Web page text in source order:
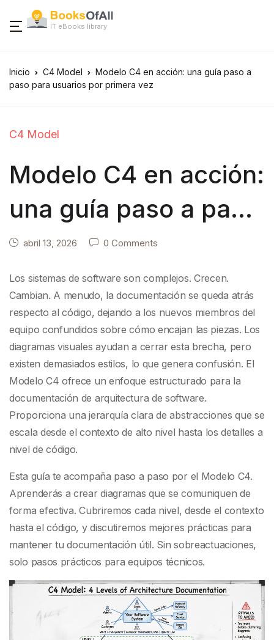
IT eBooks library
Inicio C4 Model
Modelo C4 en acción: una guía paso a
paso para usuarios por primera vez
C4 Model
Modelo C4 en acción:
una guía paso a paso
para usuarios por
primera vez
abril 13, 2026 0 Comments
Los sistemas de software son complejos. Crecen.
Cambian. A menudo, la documentación se queda atrás
respecto al código, dejando a los nuevos miembros del
equipo confundidos sobre cómo encajan las piezas. Los
diagramas visuales ayudan a cerrar esta brecha, pero
existen demasiados estilos, lo que genera confusión. El
Modelo C4 ofrece un enfoque estructurado para la
documentación de arquitectura de software.
Proporciona una jerarquía clara de abstracciones que se
escala desde el contexto de alto nivel hasta los detalles a
nivel de código.
Esta guía te acompaña paso a paso por el Modelo C4.
Aprenderás a crear diagramas que se comuniquen de
forma efectiva. Cubriremos cada nivel, desde el contexto
hasta el código, y discutiremos mejores prácticas para
mantener tu documentación útil. Sin sobreactuaciones,
solo pasos prácticos para equipos técnicos.